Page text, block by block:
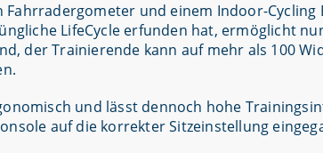
und einem Indoor-Cycling
LifeCycle erfunden hat, ermöglicht
der Trainierende kann auf mehr als 100
und lässt dennoch hohe
auf die korrekter Sitzeinstellung